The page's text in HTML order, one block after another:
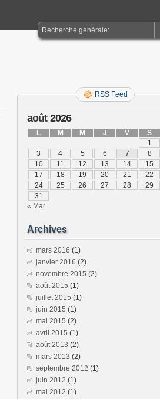
RSS Feed
août 2026
L M M J V S
1
3
4 5 6 7 8
10
11 12 13 14 15
17
18 19 20 21 22
24
25 26 27 28 29
31
« Mar
Archives
mars 2016 (1)
janvier 2016 (2)
novembre 2015 (2)
août 2015 (1)
juillet 2015 (1)
juin 2015 (1)
mai 2015 (2)
avril 2015 (1)
août 2013 (2)
mars 2013 (2)
septembre 2012 (1)
juin 2012 (1)
mai 2012 (1)